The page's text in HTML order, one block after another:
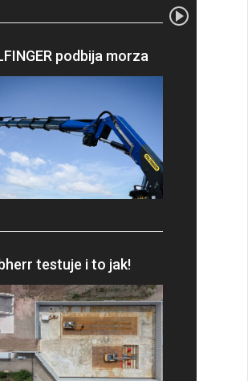
podbija morza
testuje i to jak!